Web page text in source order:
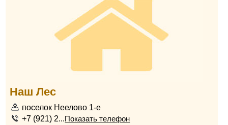
Наш Лес
поселок Неелово 1-е
+7 (921) 2...Показать телефон